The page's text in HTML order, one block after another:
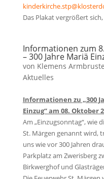
Das Plakat vergrößert
Informationen zum
– 300 Jahre Mariä
von Klemens
Aktuelles
Informationen zu „300
Einzug“ am 08. Oktober
Am „Einzugsonntag“, wie
St. Märgen genannt wird,
uns wie vor 300 Jahren
Parkplatz am Zwerisberg
Birkwerghof und